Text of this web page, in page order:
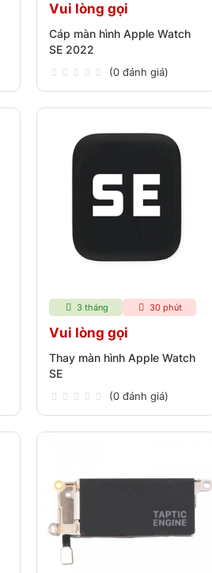
Vui lòng gọi
Cáp màn hình Apple Watch
SE 2022
(0 đánh giá)
3 tháng 30 phút
Vui lòng gọi
Thay màn hình Apple Watch
SE
(0 đánh giá)